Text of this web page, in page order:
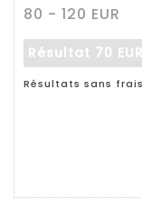
80 - 120 EUR
Résultat 70 EUR
Résultats sans frais